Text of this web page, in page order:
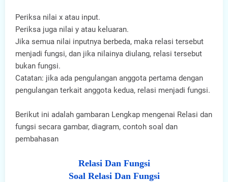
Periksa nilai x atau input.
Periksa juga nilai y atau keluaran.
Jika semua nilai inputnya berbeda, maka relasi tersebut
menjadi fungsi, dan jika nilainya diulang, relasi tersebut
bukan fungsi.
Catatan: jika ada pengulangan anggota pertama dengan
pengulangan terkait anggota kedua, relasi menjadi fungsi.
Berikut ini adalah gambaran Lengkap mengenai Relasi dan
fungsi secara gambar, diagram, contoh soal dan
pembahasan
Relasi Dan Fungsi
Soal Relasi Dan Fungsi